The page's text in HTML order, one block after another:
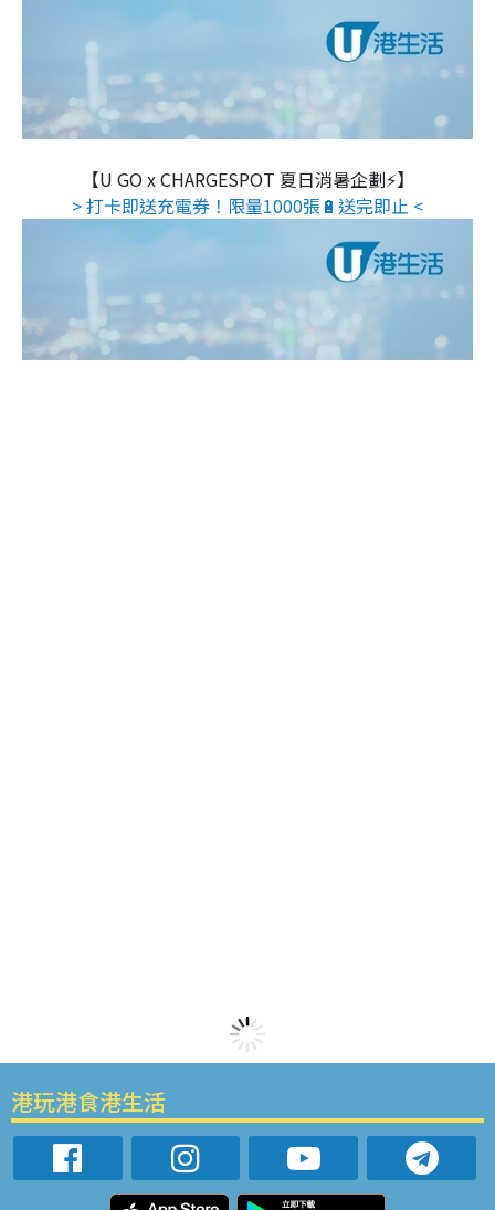
【U GO x CHARGESPOT 夏日消暑企劃⚡】
> 打卡即送充電券！限量1000張🔋送完即止 <
港玩港食港生活